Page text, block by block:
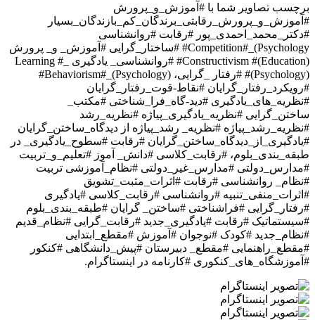
برچسب تصاویر شما با #آموزش_و_پرورش
#آموزش_و_پرورش_رقابتی_برندگان_کم_بازندگان_بسیار
#دکتر_محمد_احمدی_پور #رقابت #روانشناسی
Competition#_(Psychology# #ساختار_گرایی #آموزش_ و_ پرورش
Constructivism #(Education)# #روانشناسی_ یادگیری Learning #_
(Psychology)# #رفتار _گرایی، Behaviorism#_(Psychology)#
#رویکرد_رفتار_گرایان #نقاط-قوت_رفتار_گرایان
#نظریه_های_یادگیری #دید-گاه_فرا_شناختی #مکتب_
ساختن_گرایی #نظریه_یادگیری_پیاژه #نظریه_رشد
#نظریه_رشد_پیاژه #نظریه_ رشد_پیاژه از دیدگاه_ساختن_گرایان
#یادگیری_از_دیدگاه_ساختن_گرایان #رقابت #سطوح_یادگیری_ در
طبقه_بندی_بلوم، #رقابت_کلاسی #دانش_ آموز #تعلیم_و_تربیت
#مدارس_دولتی #مدارس_غیر_دولتی #نظام_آموزشی تربیت
#نظام_ روانشناسی #رقابت #اثرات_مثبت_تشویق
#اثرات_منفی_تنبیه #روانشناسی #رقابت_کلاسی #یادگیری
#رفتار_گرایی #فراشناختی #ساختن_ گرایان #طبقه_بندی_بلوم
#سیستماتیک #رقابت #یادگیری_جدید #رقابت_گرایی #نظام_قدیم
#نظام_جدید #کودک #نوجوان #آموزش #مقطع_ابتدایی
#مقطع_راهنمایی #مقطع_ دبیرستان #پیش_دانشگاهی #کنکور
#آموزشگاه_های_کنکوری #کارنامه در اینستاگرام.